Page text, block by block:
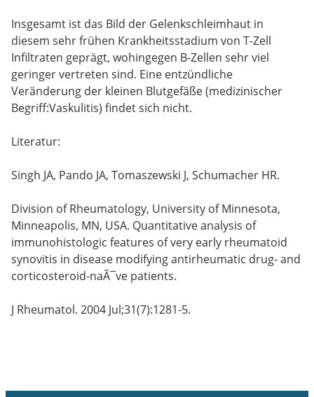
Insgesamt ist das Bild der Gelenkschleimhaut in
diesem sehr frühen Krankheitsstadium von T-Zell
Infiltraten geprägt, wohingegen B-Zellen sehr viel
geringer vertreten sind. Eine entzündliche
Veränderung der kleinen Blutgefäße (medizinischer
Begriff:Vaskulitis) findet sich nicht.
Literatur:
Singh JA, Pando JA, Tomaszewski J, Schumacher HR.
Division of Rheumatology, University of Minnesota,
Minneapolis, MN, USA. Quantitative analysis of
immunohistologic features of very early rheumatoid
synovitis in disease modifying antirheumatic drug- and
corticosteroid-naÃ¯ve patients.
J Rheumatol. 2004 Jul;31(7):1281-5.